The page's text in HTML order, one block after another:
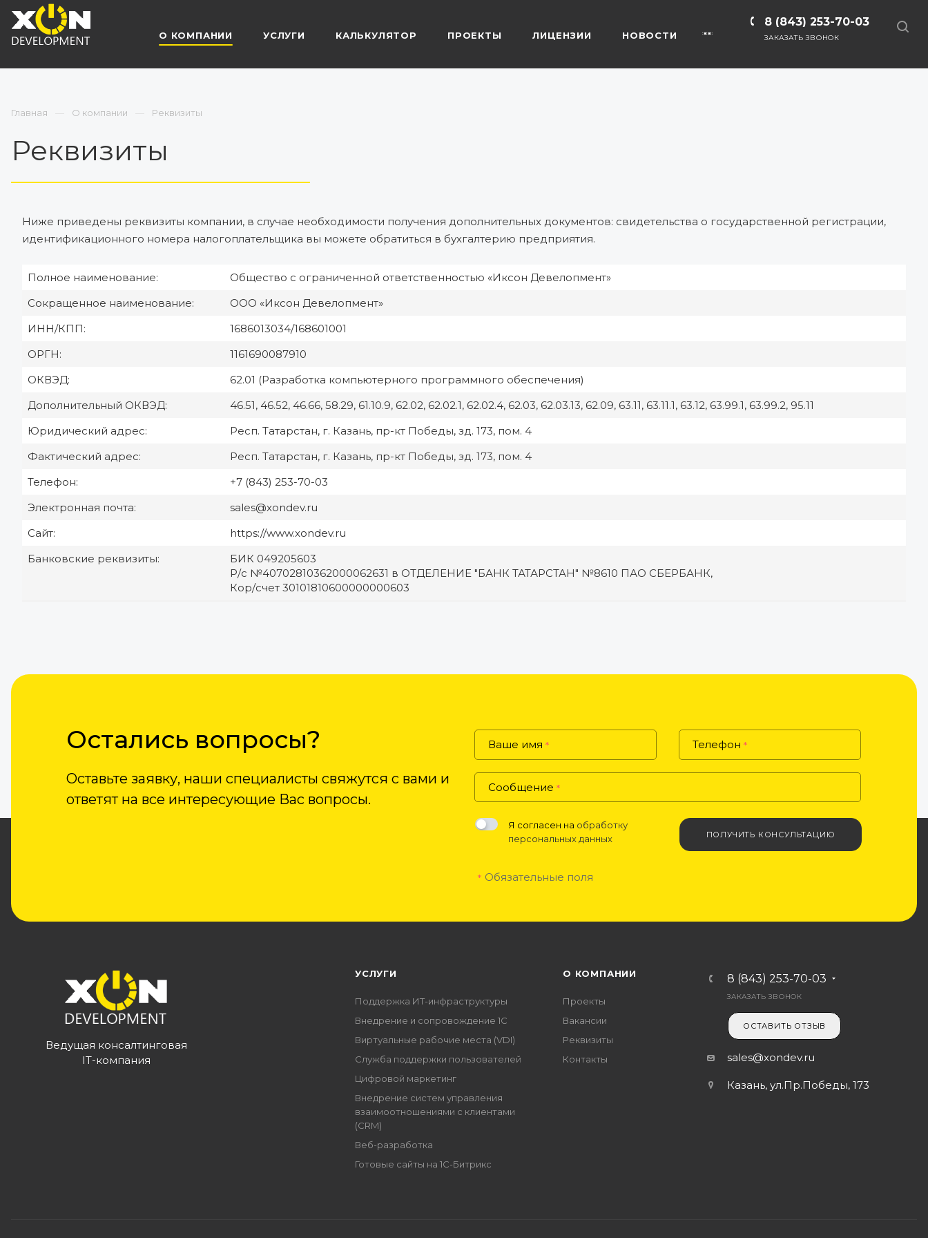
8 (843) 253-70-03
ЗАКАЗАТЬ ЗВОНОК
О КОМПАНИИ УСЛУГИ КАЛЬКУЛЯТОР ПРОЕКТЫ ЛИЦЕНЗИИ НОВОСТИ
Главная О компании Реквизиты
Реквизиты
Ниже приведены реквизиты компании, в случае необходимости получения дополнительных документов: свидетельства о государственной регистрации,
идентификационного номера налогоплательщика вы можете обратиться в бухгалтерию предприятия.
Полное наименование:
Общество с ограниченной ответственностью «Иксон Девелопмент»
Сокращенное наименование:
ООО «Иксон Девелопмент»
ИНН/КПП:
1686013034/168601001
ОРГН:
1161690087910
ОКВЭД:
62.01 (Разработка компьютерного программного обеспечения)
Дополнительный ОКВЭД:
46.51, 46.52, 46.66, 58.29, 61.10.9, 62.02, 62.02.1, 62.02.4, 62.03, 62.03.13, 62.09, 63.11, 63.11.1, 63.12, 63.99.1, 63.99.2, 95.11
Юридический адрес:
Респ. Татарстан, г. Казань, пр-кт Победы, зд. 173, пом. 4
Фактический адрес:
Респ. Татарстан, г. Казань, пр-кт Победы, зд. 173, пом. 4
Телефон:
+7 (843) 253-70-03
Электронная почта:
sales@xondev.ru
Сайт:
https://www.xondev.ru
Банковские реквизиты:
БИК 049205603
Р/с №40702810362000062631 в ОТДЕЛЕНИЕ "БАНК ТАТАРСТАН" №8610 ПАО СБЕРБАНК,
Кор/счет 30101810600000000603
Остались вопросы?
Оставьте заявку, наши специалисты свяжутся с вами и
ответят на все интересующие Вас вопросы.
Ваше имя * Телефон *
Сообщение *
Я согласен на обработку
персональных данных
ПОЛУЧИТЬ КОНСУЛЬТАЦИЮ
* Обязательные поля
Ведущая консалтинговая
IT-компания
УСЛУГИ
Поддержка ИТ-инфраструктуры
Внедрение и сопровождение 1С
Виртуальные рабочие места (VDI)
Служба поддержки пользователей
Цифровой маркетинг
Внедрение систем управления
взаимоотношениями с клиентами
(CRM)
Веб-разработка
Готовые сайты на 1С-Битрикс
О КОМПАНИИ
Проекты
Вакансии
Реквизиты
Контакты
8 (843) 253-70-03
ЗАКАЗАТЬ ЗВОНОК
ОСТАВИТЬ ОТЗЫВ
sales@xondev.ru
Казань, ул.Пр.Победы, 173